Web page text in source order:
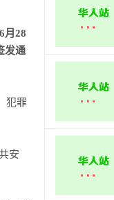
月28
发通
犯罪
安